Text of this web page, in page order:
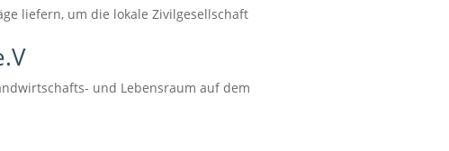
liefern, um die lokale Zivilgesellschaft
und Lebensraum auf dem